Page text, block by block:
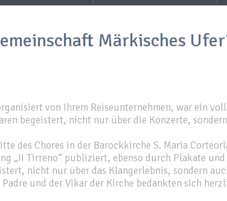
Märkisches
von Ihrem Reiseunternehmen, war ein
begeistert, nicht nur über die Konzerte,
des Chores in der Barockkirche S. Maria
„II Tirreno“ publiziert, ebenso durch Plakate
nicht nur über das Klangerlebnis, sondern
und der Vikar der Kirche bedankten sich